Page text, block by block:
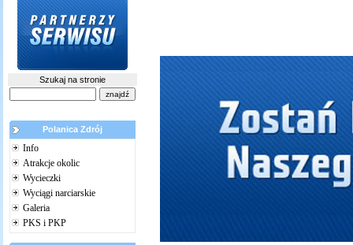
Szukaj na stronie
Polanica Zdrój
Info
Atrakcje okolic
Wycieczki
Wyciągi narciarskie
Galeria
PKS i PKP